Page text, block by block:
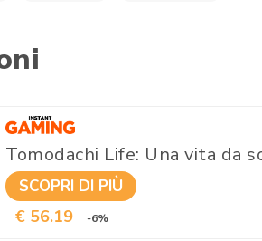
Tomodachi Life: Una vita da
SCOPRI DI PIÙ
€ 56.19 -6%